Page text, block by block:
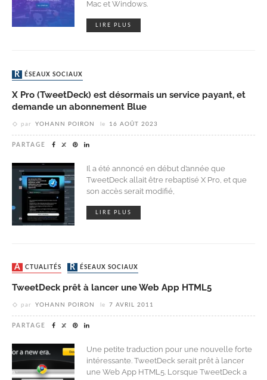
Mac et Windows.
LIRE PLUS
RÉSEAUX SOCIAUX
X Pro (TweetDeck) est désormais un service payant, et
demande un abonnement Blue
par YOHANN POIRON le 16 AOÛT 2023
PARTAGE
Il a été annoncé en début d’année que
TweetDeck allait être rebaptisé X Pro, et que
son accès serait modifié,
LIRE PLUS
ACTUALITÉS RÉSEAUX SOCIAUX
TweetDeck prêt à lancer une Web App HTML5
par YOHANN POIRON le 7 AVRIL 2011
PARTAGE
Une petite traduction pour une nouvelle forte
intéressante. TweetDeck serait prêt à lancer
une Web App HTML5. Lorsque TweetDeck a